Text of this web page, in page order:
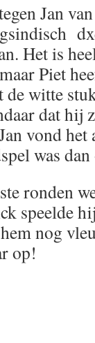
Jan
Het is
Piet
witte
dat
vond
was
ronden
speelde
nog
op!